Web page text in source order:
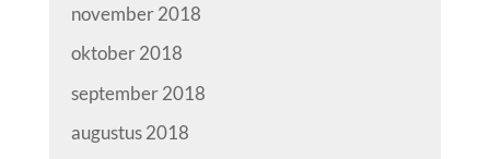
november 2018
oktober 2018
september 2018
augustus 2018